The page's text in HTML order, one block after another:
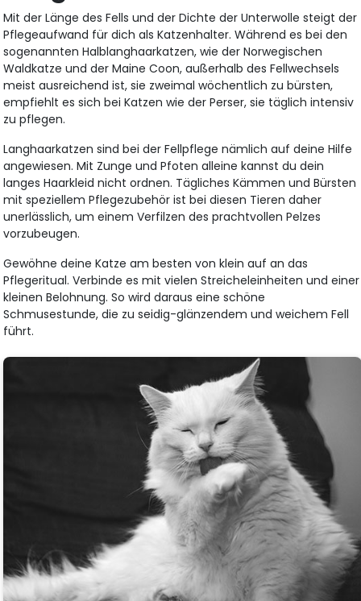
Mit der Länge des Fells und der Dichte der Unterwolle steigt der
Pflegeaufwand für dich als Katzenhalter. Während es bei den
sogenannten Halblanghaarkatzen, wie der Norwegischen
Waldkatze und der Maine Coon, außerhalb des Fellwechsels
meist ausreichend ist, sie zweimal wöchentlich zu bürsten,
empfiehlt es sich bei Katzen wie der Perser, sie täglich intensiv
zu pflegen.
Langhaarkatzen sind bei der Fellpflege nämlich auf deine Hilfe
angewiesen. Mit Zunge und Pfoten alleine kannst du dein
langes Haarkleid nicht ordnen. Tägliches Kämmen und Bürsten
mit speziellem Pflegezubehör ist bei diesen Tieren daher
unerlässlich, um einem Verfilzen des prachtvollen Pelzes
vorzubeugen.
Gewöhne deine Katze am besten von klein auf an das
Pflegeritual. Verbinde es mit vielen Streicheleinheiten und einer
kleinen Belohnung. So wird daraus eine schöne
Schmusestunde, die zu seidig-glänzendem und weichem Fell
führt.